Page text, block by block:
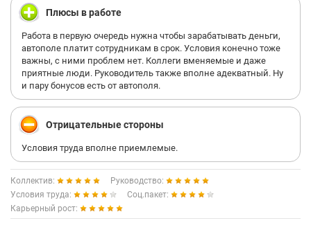
Плюсы в работе
Работа в первую очередь нужна чтобы зарабатывать деньги,
автополе платит сотрудникам в срок. Условия конечно тоже
важны, с ними проблем нет. Коллеги вменяемые и даже
приятные люди. Руководитель также вполне адекватный. Ну
и пару бонусов есть от автополя.
Отрицательные стороны
Условия труда вполне приемлемые.
Коллектив:
Руководство:
Условия труда:
Соц.пакет:
Карьерный рост: